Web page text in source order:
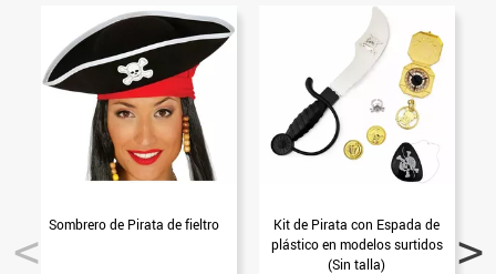
Sombrero de Pirata de fieltro
Kit de Pirata con Espada de
plástico en modelos surtidos
(Sin talla)